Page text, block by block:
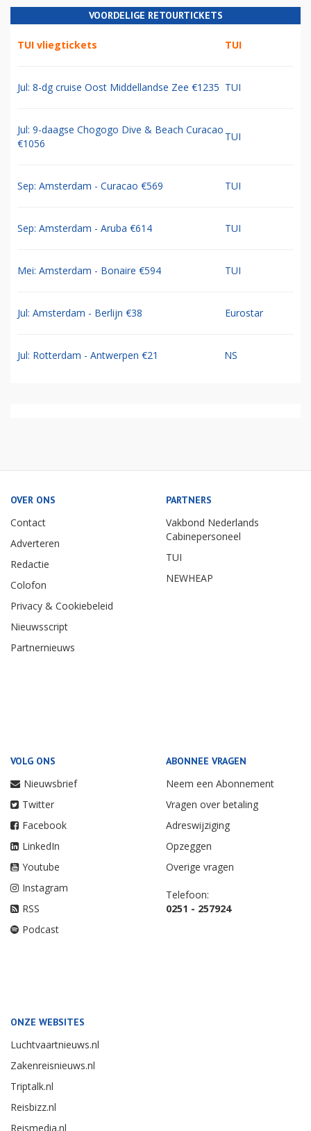
VOORDELIGE RETOURTICKETS
TUI vliegtickets TUI
Jul: 8-dg cruise Oost Middellandse Zee €1235 TUI
Jul: 9-daagse Chogogo Dive & Beach Curacao
€1056
TUI
Sep: Amsterdam - Curacao €569 TUI
Sep: Amsterdam - Aruba €614 TUI
Mei: Amsterdam - Bonaire €594 TUI
Jul: Amsterdam - Berlijn €38 Eurostar
Jul: Rotterdam - Antwerpen €21 NS
OVER ONS
Contact
Adverteren
Redactie
Colofon
Privacy & Cookiebeleid
Nieuwsscript
Partnernieuws
PARTNERS
Vakbond Nederlands
Cabinepersoneel
TUI
NEWHEAP
VOLG ONS
Nieuwsbrief
Twitter
Facebook
LinkedIn
Youtube
Instagram
RSS
Podcast
ABONNEE VRAGEN
Neem een Abonnement
Vragen over betaling
Adreswijziging
Opzeggen
Overige vragen
Telefoon:
0251 - 257924
ONZE WEBSITES
Luchtvaartnieuws.nl
Zakenreisnieuws.nl
Triptalk.nl
Reisbizz.nl
Reismedia.nl